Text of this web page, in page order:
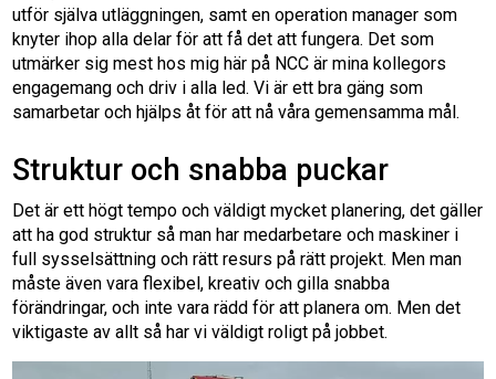
utför själva utläggningen, samt en operation manager som
knyter ihop alla delar för att få det att fungera. Det som
utmärker sig mest hos mig här på NCC är mina kollegors
engagemang och driv i alla led. Vi är ett bra gäng som
samarbetar och hjälps åt för att nå våra gemensamma mål.
Struktur och snabba puckar
Det är ett högt tempo och väldigt mycket planering, det gäller
att ha god struktur så man har medarbetare och maskiner i
full sysselsättning och rätt resurs på rätt projekt. Men man
måste även vara flexibel, kreativ och gilla snabba
förändringar, och inte vara rädd för att planera om. Men det
viktigaste av allt så har vi väldigt roligt på jobbet.